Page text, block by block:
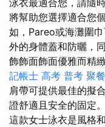
泳衣最適合您，請隨
將幫助您選擇適合您
如，Pareo或海灘圍
外的身體蓋和防曬，
飾飾面飾面優雅而精
記帳士 高考 普考 聚
肩帶可提供最佳的擬
證舒適且安全的固定。
這款女士泳衣是風格